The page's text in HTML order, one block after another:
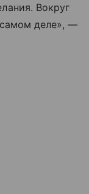
Вокруг
деле», —